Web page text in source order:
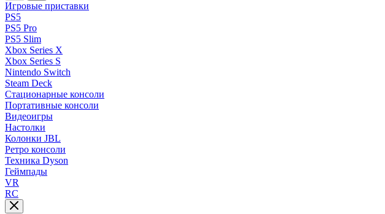
Игровые приставки
PS5
PS5 Pro
PS5 Slim
Xbox Series X
Xbox Series S
Nintendo Switch
Steam Deck
Стационарные консоли
Портативные консоли
Видеоигры
Настолки
Колонки JBL
Ретро консоли
Техника Dyson
Геймпады
VR
RC